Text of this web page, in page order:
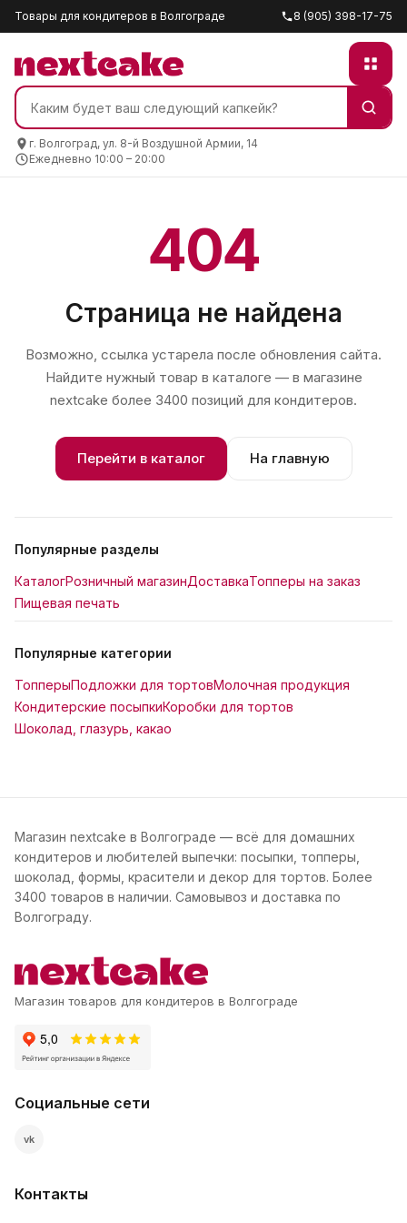
Товары для кондитеров в Волгограде 8 (905) 398-17-75
г. Волгоград, ул. 8-й Воздушной Армии, 14
Ежедневно 10:00 – 20:00
404
Страница не найдена
Возможно, ссылка устарела после обновления сайта.
Найдите нужный товар в каталоге — в магазине
nextcake более 3400 позиций для кондитеров.
Перейти в каталог На главную
Популярные разделы
КаталогРозничный магазинДоставкаТопперы на заказ
Пищевая печать
Популярные категории
ТопперыПодложки для тортовМолочная продукция
Кондитерские посыпкиКоробки для тортов
Шоколад, глазурь, какао
Магазин nextcake в Волгограде — всё для домашних
кондитеров и любителей выпечки: посыпки, топперы,
шоколад, формы, красители и декор для тортов. Более
3400 товаров в наличии. Самовывоз и доставка по
Волгограду.
Магазин товаров для кондитеров в Волгограде
Социальные сети
vk
Контакты